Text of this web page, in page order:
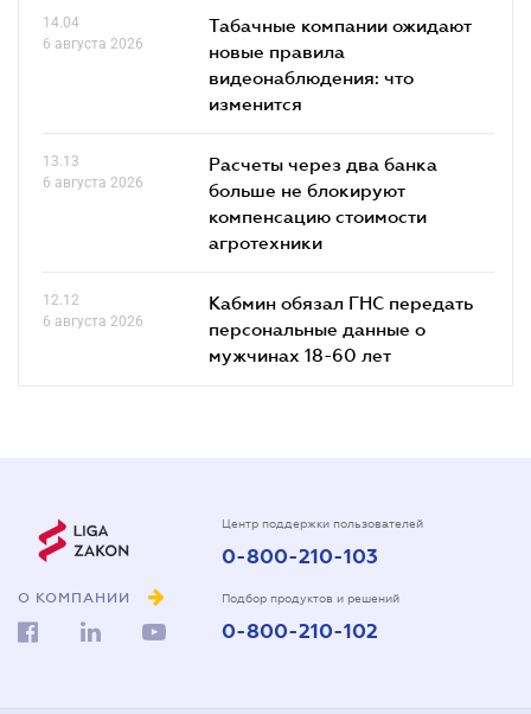
14.04
6 августа 2026
Табачные компании ожидают
новые правила
видеонаблюдения: что
изменится
13.13
6 августа 2026
Расчеты через два банка
больше не блокируют
компенсацию стоимости
агротехники
12.12
6 августа 2026
Кабмин обязал ГНС передать
персональные данные о
мужчинах 18-60 лет
О КОМПАНИИ
Центр поддержки пользователей
0-800-210-103
Подбор продуктов и решений
0-800-210-102